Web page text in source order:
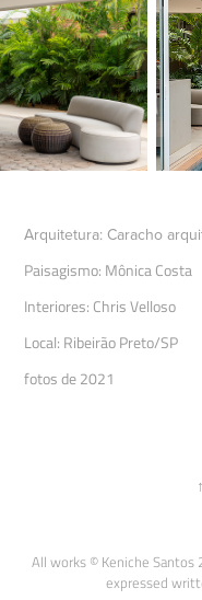
Arquitetura: Caracho
Paisagismo: Mônica Costa
Interiores: Chris Velloso
Local: Ribeirão Preto/SP
fotos de 2021
↑
All works © Keniche
expressed